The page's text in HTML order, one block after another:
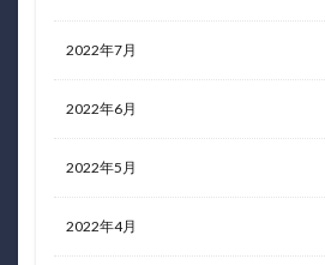
2022年7月
2022年6月
2022年5月
2022年4月